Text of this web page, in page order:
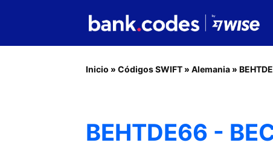
Inicio » Códigos SWIFT » Alemania »
BEHTDE66 -